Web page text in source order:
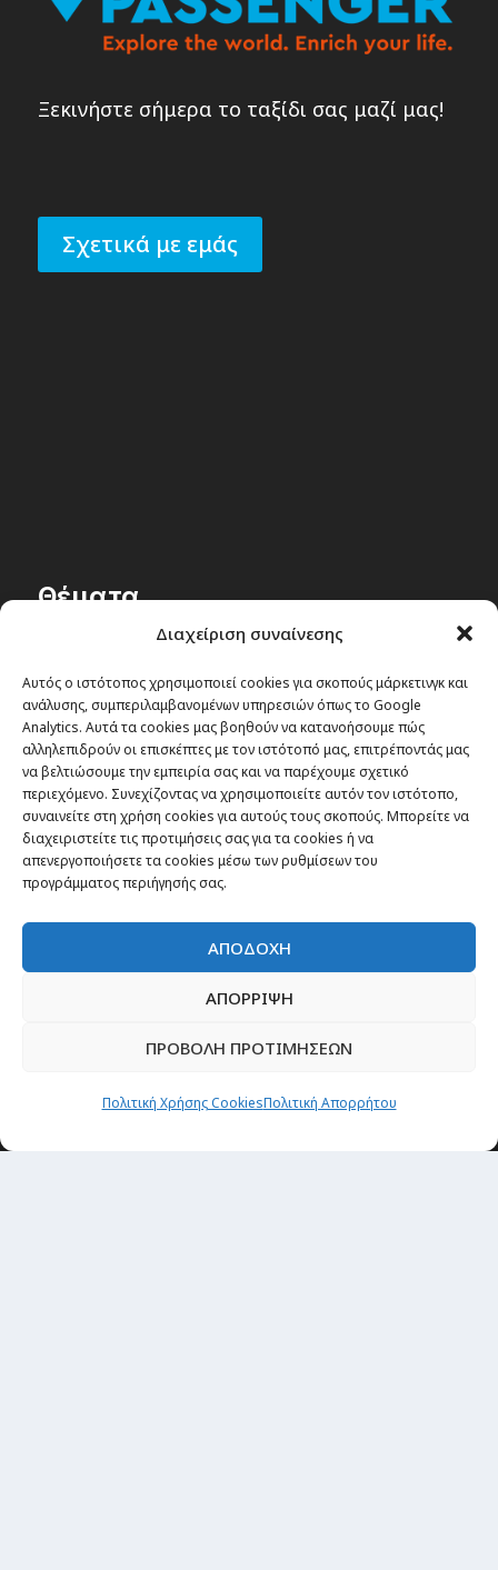
Διαχείριση συναίνεσης
Αυτός ο ιστότοπος χρησιμοποιεί cookies για σκοπούς μάρκετινγκ και
ανάλυσης, συμπεριλαμβανομένων υπηρεσιών όπως το Google
Analytics. Αυτά τα cookies μας βοηθούν να κατανοήσουμε πώς
αλληλεπιδρούν οι επισκέπτες με τον ιστότοπό μας, επιτρέποντάς μας
να βελτιώσουμε την εμπειρία σας και να παρέχουμε σχετικό
περιεχόμενο. Συνεχίζοντας να χρησιμοποιείτε αυτόν τον ιστότοπο,
συναινείτε στη χρήση cookies για αυτούς τους σκοπούς. Μπορείτε να
διαχειριστείτε τις προτιμήσεις σας για τα cookies ή να
απενεργοποιήσετε τα cookies μέσω των ρυθμίσεων του
προγράμματος περιήγησής σας.
ΑΠΟΔΟΧΗ
ΑΠΟΡΡΙΨΗ
ΠΡΟΒΟΛΗ ΠΡΟΤΙΜΗΣΕΩΝ
Πολιτική Χρήσης CookiesΠολιτική Απορρήτου
Ξεκινήστε σήμερα το ταξίδι σας μαζί μας!
Σχετικά με εμάς
Θέματα
Passenger στον κόσμο
TRAVEL NEWS
Οργάνωσε το ταξίδι σου
CITY and CULTURE